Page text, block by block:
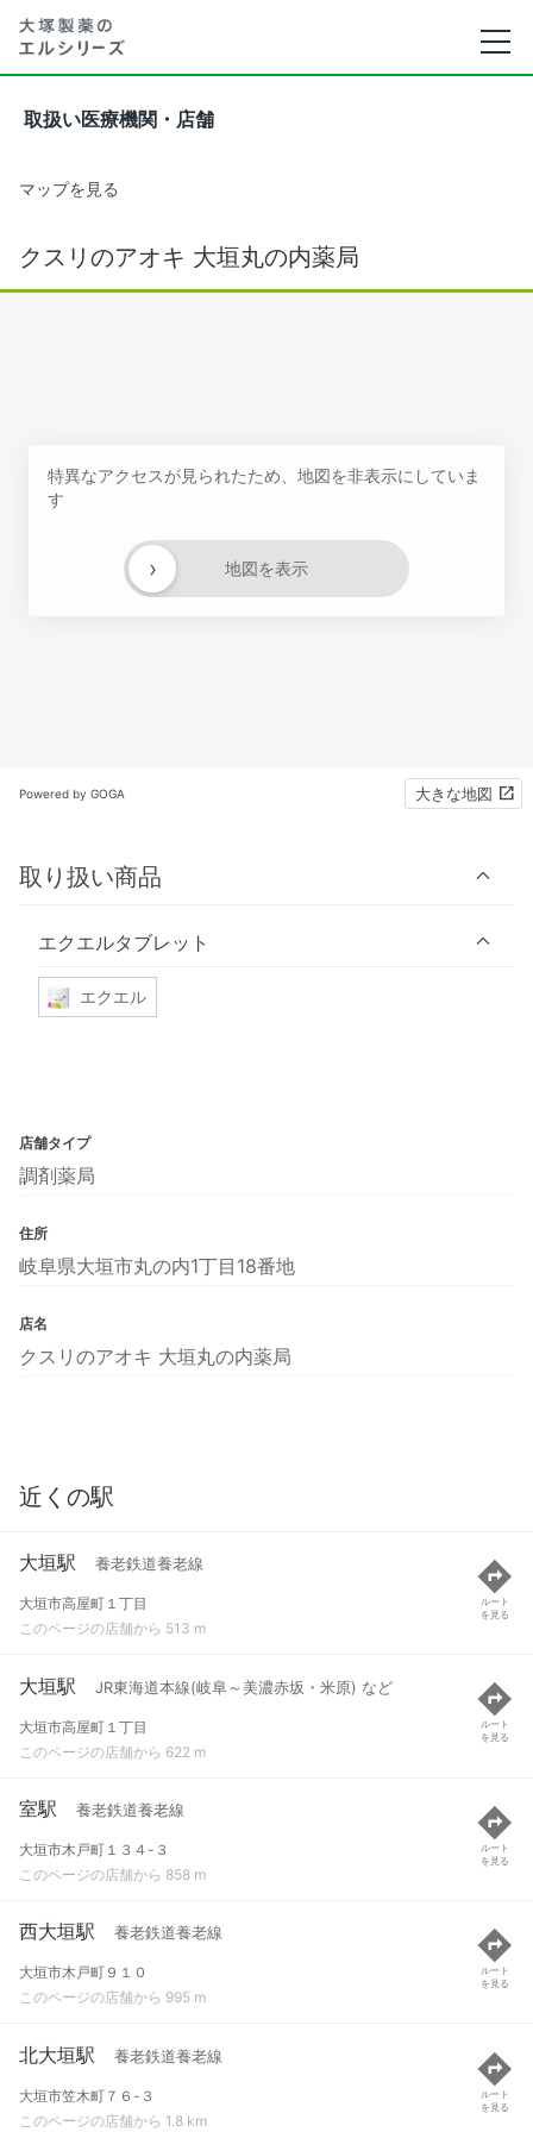
取扱い医療機関・店舗
マップを見る
クスリのアオキ 大垣丸の内薬局
特異なアクセスが見られたため、地図を非表示にしていま
す
地図を表示
›
Powered by GOGA 大きな地図
取り扱い商品
エクエルタブレット
エクエル
店舗タイプ
調剤薬局
住所
岐阜県大垣市丸の内1丁目18番地
店名
クスリのアオキ 大垣丸の内薬局
近くの駅
大垣駅 養老鉄道養老線
大垣市高屋町１丁目
このページの店舗から 513 m
ルート
を見る
大垣駅 JR東海道本線(岐阜～美濃赤坂・米原) など
大垣市高屋町１丁目
このページの店舗から 622 m
ルート
を見る
室駅 養老鉄道養老線
大垣市木戸町１３４-３
このページの店舗から 858 m
ルート
を見る
西大垣駅 養老鉄道養老線
大垣市木戸町９１０
このページの店舗から 995 m
ルート
を見る
北大垣駅 養老鉄道養老線
大垣市笠木町７６-３
このページの店舗から 1.8 km
ルート
を見る